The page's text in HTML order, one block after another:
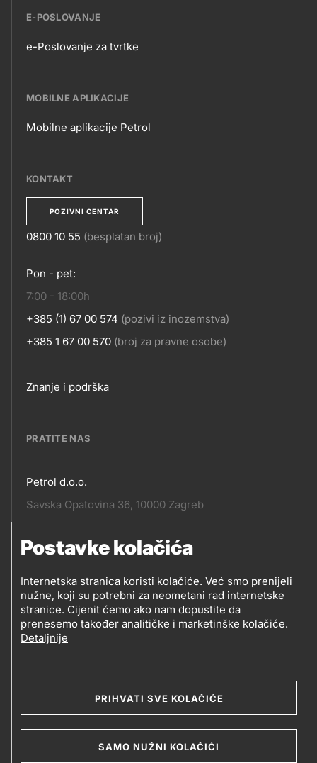
Postavke kolačića
Internetska stranica koristi kolačiće. Već smo prenijeli
nužne, koji su potrebni za neometani rad internetske
stranice. Cijenit ćemo ako nam dopustite da
prenesemo također analitičke i marketinške kolačiće.
Detaljnije
PRIHVATI SVE KOLAČIĆE
SAMO NUŽNI KOLAČIĆI
E-POSLOVANJE
POSLOVANJE
e-Poslovanje za tvrtke
MOBILNE APLIKACIJE
APLIKACIJE
Mobilne aplikacije Petrol
KONTAKT
POZIVNI CENTAR
KONTAKT
0800 10 55 (besplatan broj)
Pon - pet:
7:00 - 18:00h
+385 (1) 67 00 574 (pozivi iz inozemstva)
+385 1 67 00 570 (broj za pravne osobe)
Footer
Znanje i podrška
PRATITE NAS
Pratite
Petrol d.o.o.
Savska Opatovina 36, 10000 Zagreb
Pratite
nas
Social
media
PRATITE PETROL NA
2019-2026 Petrol d.o.o. i Petrol d.d., Ljubljana
Kolačići
Opći uvjeti poslovanja